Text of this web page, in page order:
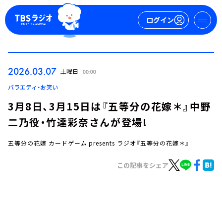
ログイン
ログイン
2026.03.07 土曜日 00:00
バラエティ・お笑い
3月8日、3月15日は『五等分の花嫁＊』中野
二乃役・竹達彩奈さんが登場!
五等分の花嫁 カードゲーム presents ラジオ『五等分の花嫁＊』
この記事をシェア